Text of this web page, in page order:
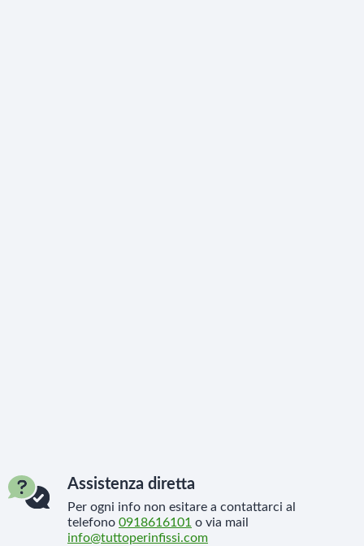
Assistenza diretta
Per ogni info non esitare a contattarci al
telefono 0918616101o via mail
info@tuttoperinfissi.com